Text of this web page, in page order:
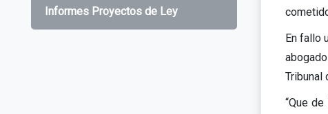
Informes Proyectos de Ley
En fallo
Tribunal
“Que